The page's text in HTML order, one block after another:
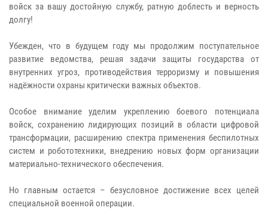
войск за вашу достойную службу, ратную доблесть и верность
долгу!
Убежден, что в будущем году мы продолжим поступательное
развитие ведомства, решая задачи защиты государства от
внутренних угроз, противодействия терроризму и повышения
надёжности охраны критически важных объектов.
Особое внимание уделим укреплению боевого потенциала
войск, сохранению лидирующих позиций в области цифровой
трансформации, расширению спектра применения беспилотных
систем и робототехники, внедрению новых форм организации
материально-технического обеспечения.
Но главным остается – безусловное достижение всех целей
специальной военной операции.